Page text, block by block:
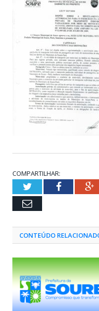
COMPARTILHAR:
TwitterFacebook
Email
CONTEÚDO